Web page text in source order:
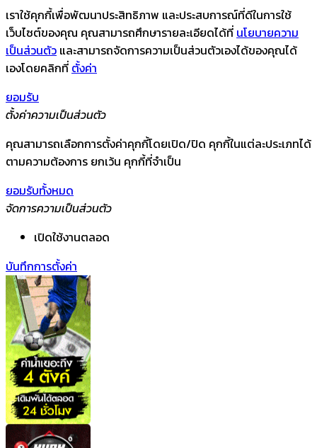
เราใช้คุกกี้เพื่อพัฒนาประสิทธิภาพ และประสบการณ์ที่ดีในการใช้
เว็บไซต์ของคุณ คุณสามารถศึกษารายละเอียดได้ที่ นโยบายความ
เป็นส่วนตัว และสามารถจัดการความเป็นส่วนตัวเองได้ของคุณได้
เองโดยคลิกที่ ตั้งค่า
ยอมรับ
ตั้งค่าความเป็นส่วนตัว
คุณสามารถเลือกการตั้งค่าคุกกี้โดยเปิด/ปิด คุกกี้ในแต่ละประเภทได้
ตามความต้องการ ยกเว้น คุกกี้ที่จำเป็น
ยอมรับทั้งหมด
จัดการความเป็นส่วนตัว
เปิดใช้งานตลอด
บันทึกการตั้งค่า